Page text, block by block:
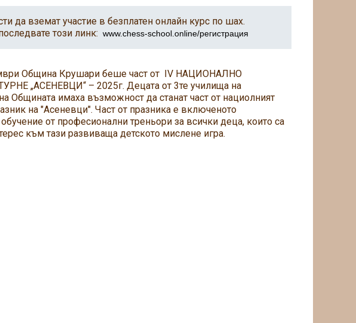
да вземат участие в безплатен онлайн курс по шах.
този линк: www.chess-school.online/регистрация
Община Крушари беше част от IV НАЦИОНАЛНО
„АСЕНЕВЦИ“ – 2025г. Децата от 3те училища на
Общината имаха възможност да станат част от нациолният
на "Асеневци". Част от празника е включеното
от професионални треньори за всички деца, които са
към тази развиваща детското мислене игра.